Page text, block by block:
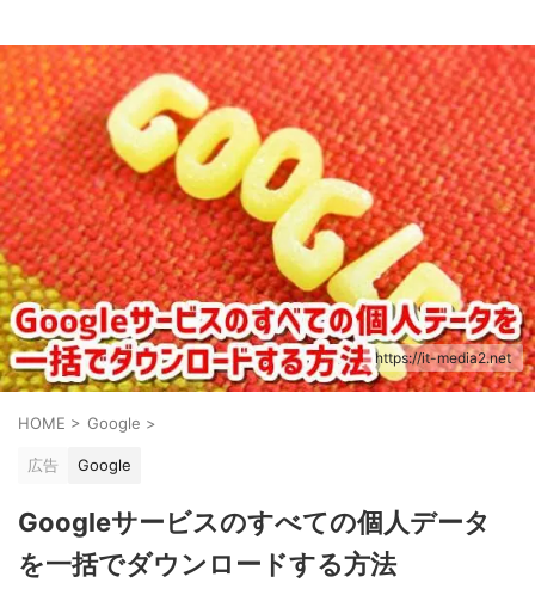
https://it-media2.net
HOME > Google >
広告 Google
Googleサービスのすべての個人データ
を一括でダウンロードする方法